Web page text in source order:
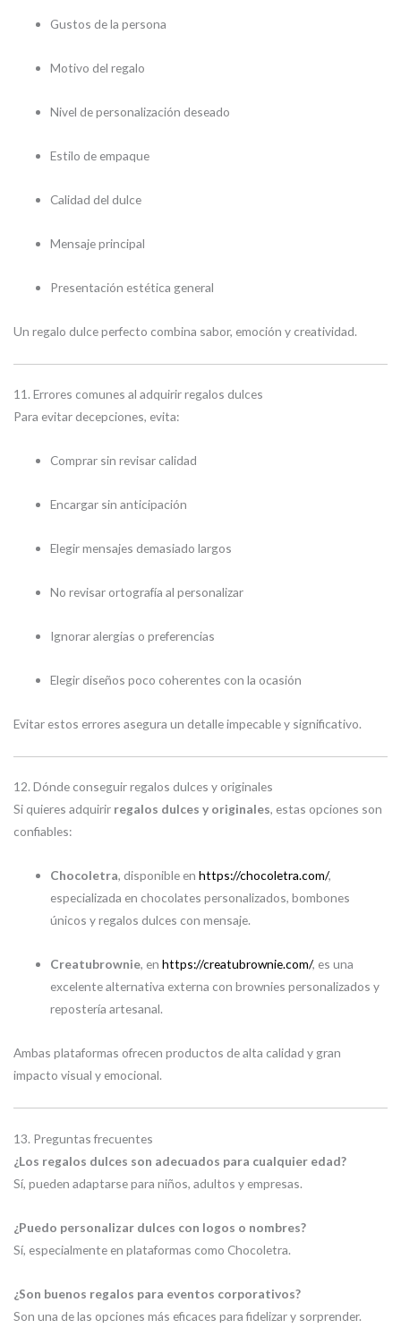
Gustos de la persona
Motivo del regalo
Nivel de personalización deseado
Estilo de empaque
Calidad del dulce
Mensaje principal
Presentación estética general
Un regalo dulce perfecto combina sabor, emoción y creatividad.
11. Errores comunes al adquirir regalos dulces
Para evitar decepciones, evita:
Comprar sin revisar calidad
Encargar sin anticipación
Elegir mensajes demasiado largos
No revisar ortografía al personalizar
Ignorar alergias o preferencias
Elegir diseños poco coherentes con la ocasión
Evitar estos errores asegura un detalle impecable y significativo.
12. Dónde conseguir regalos dulces y originales
Si quieres adquirir regalos dulces y originales, estas opciones son
confiables:
Chocoletra, disponible enhttps://chocoletra.com/,
especializada en chocolates personalizados, bombones
únicos y regalos dulces con mensaje.
Creatubrownie, enhttps://creatubrownie.com/, es una
excelente alternativa externa con brownies personalizados y
repostería artesanal.
Ambas plataformas ofrecen productos de alta calidad y gran
impacto visual y emocional.
13. Preguntas frecuentes
¿Los regalos dulces son adecuados para cualquier edad?
Sí, pueden adaptarse para niños, adultos y empresas.
¿Puedo personalizar dulces con logos o nombres?
Sí, especialmente en plataformas como Chocoletra.
¿Son buenos regalos para eventos corporativos?
Son una de las opciones más eficaces para fidelizar y sorprender.